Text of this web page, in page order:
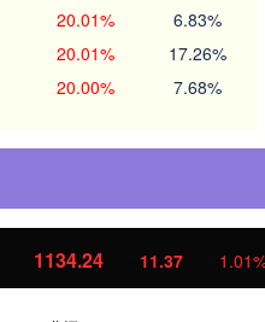
20.01% 6.83%
20.01% 17.26%
20.00% 7.68%
11.37 1.01%